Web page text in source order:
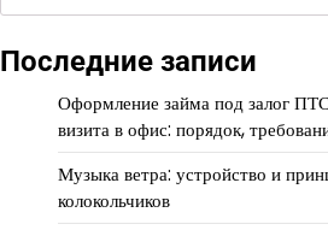
Последние записи
Оформление займа под залог
визита в офис: порядок,
Музыка ветра: устройство и
колокольчиков